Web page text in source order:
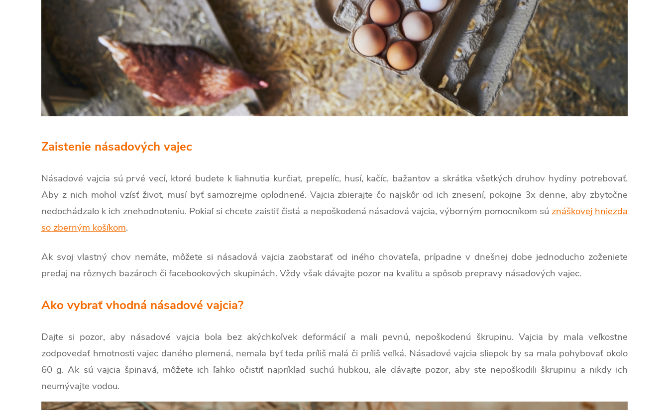
Zaistenie násadových vajec
Násadové vajcia sú prvé vecí, ktoré budete k liahnutia kurčiat, prepelíc, ​​husí, kačíc, bažantov a skrátka všetkých druhov hydiny potrebovať.
Aby z nich mohol vzísť život, musí byť samozrejme oplodnené. Vajcia zbierajte čo najskôr od ich znesení, pokojne 3x denne, aby zbytočne
nedochádzalo k ich znehodnoteniu. Pokiaľ si chcete zaistiť čistá a nepoškodená násadová vajcia, výborným pomocníkom sú znáškovej hniezda
so zberným košíkom.
Ak svoj vlastný chov nemáte, môžete si násadová vajcia zaobstarať od iného chovateľa, prípadne v dnešnej dobe jednoducho zoženiete
predaj na rôznych bazároch či facebookových skupinách. Vždy však dávajte pozor na kvalitu a spôsob prepravy násadových vajec.
Ako vybrať vhodná násadové vajcia?
Dajte si pozor, aby násadové vajcia bola bez akýchkoľvek deformácií a mali pevnú, nepoškodenú škrupinu. Vajcia by mala veľkostne
zodpovedať hmotnosti vajec daného plemená, nemala byť teda príliš malá či príliš veľká. Násadové vajcia sliepok by sa mala pohybovať okolo
60 g. Ak sú vajcia špinavá, môžete ich ľahko očistiť napríklad suchú hubkou, ale dávajte pozor, aby ste nepoškodili škrupinu a nikdy ich
neumývajte vodou.